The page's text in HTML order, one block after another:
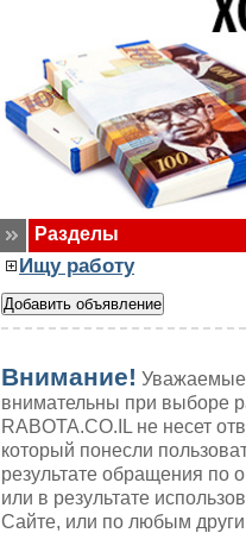
Разделы
Ищу работу
Внимание! Уважаемые
внимательны при выборе
RABOTA.CO.IL не несет
который понесли
результате обращения
или в результате
Сайте, или по любым